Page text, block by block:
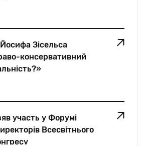
Зісельса
консервативний
участь у Форумі
Всесвітнього